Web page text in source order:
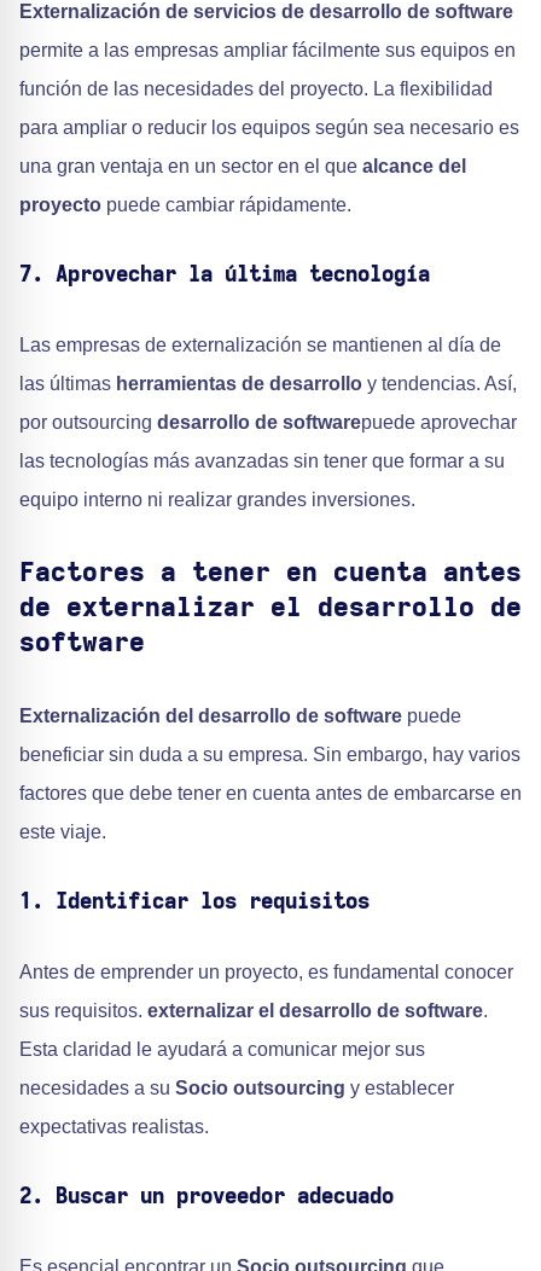
Externalización de servicios de desarrollo de software
permite a las empresas ampliar fácilmente sus equipos en
función de las necesidades del proyecto. La flexibilidad
para ampliar o reducir los equipos según sea necesario es
una gran ventaja en un sector en el que alcance del
proyecto puede cambiar rápidamente.
7. Aprovechar la última tecnología
Las empresas de externalización se mantienen al día de
las últimas herramientas de desarrollo y tendencias. Así,
por outsourcing desarrollo de softwarepuede aprovechar
las tecnologías más avanzadas sin tener que formar a su
equipo interno ni realizar grandes inversiones.
Factores a tener en cuenta antes
de externalizar el desarrollo de
software
Externalización del desarrollo de software puede
beneficiar sin duda a su empresa. Sin embargo, hay varios
factores que debe tener en cuenta antes de embarcarse en
este viaje.
1. Identificar los requisitos
Antes de emprender un proyecto, es fundamental conocer
sus requisitos. externalizar el desarrollo de software.
Esta claridad le ayudará a comunicar mejor sus
necesidades a su Socio outsourcing y establecer
expectativas realistas.
2. Buscar un proveedor adecuado
Es esencial encontrar un Socio outsourcing que